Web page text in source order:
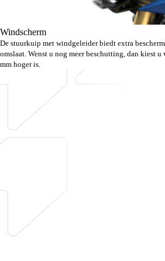
Windscherm
De stuurkuip met windgeleider biedt extra
omslaat. Wenst u nog meer beschutting, dan kiest u
mm hoger is.